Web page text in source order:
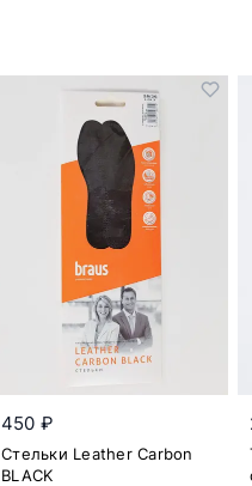
450 ₽
Стельки Leather Carbon
BLACK